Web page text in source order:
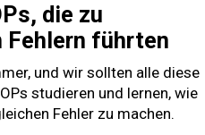
die zu
Fehlern führten
und wir sollten alle diese
studieren und lernen, wie
Fehler zu machen.